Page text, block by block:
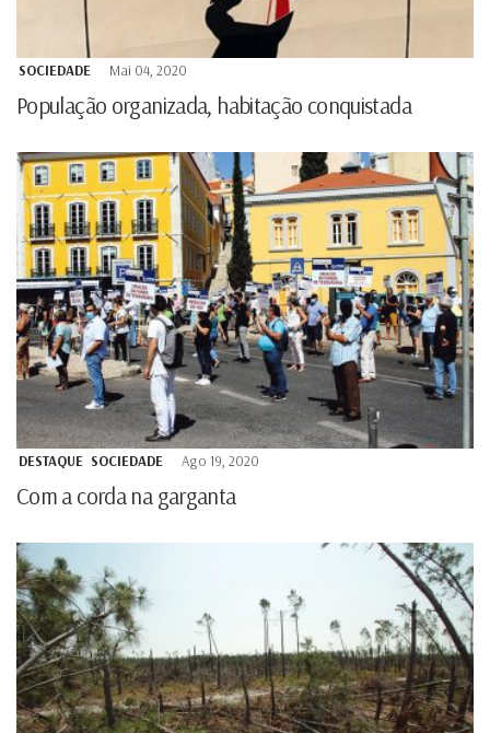
SOCIEDADE Mai 04, 2020
População organizada, habitação conquistada
DESTAQUE SOCIEDADE Ago 19, 2020
Com a corda na garganta